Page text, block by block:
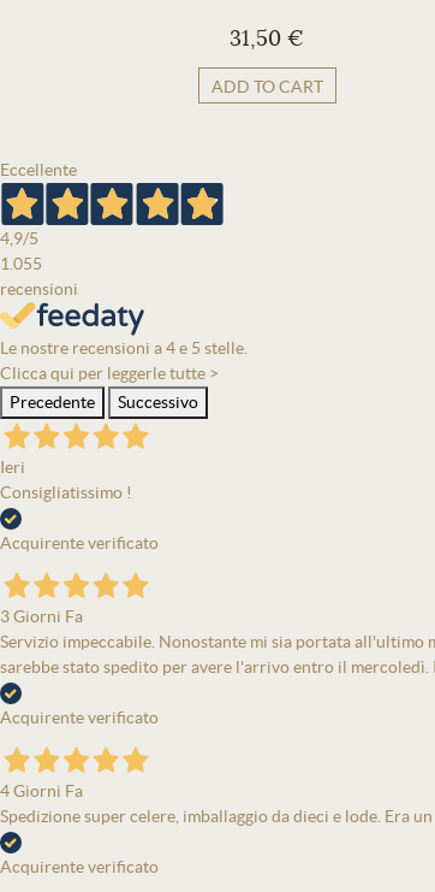
31,50 €
ADD TO CART
Eccellente
4,9/5
1.055
recensioni
Le nostre recensioni a 4 e 5 stelle.
Clicca qui per leggerle tutte >
Precedente
Successivo
Ieri
Consigliatissimo !
Acquirente verificato
3 Giorni Fa
Servizio impeccabile. Nonostante mi sia portata all'ultimo
sarebbe stato spedito per avere l'arrivo entro il
Acquirente verificato
4 Giorni Fa
Spedizione super celere, imballaggio da dieci e lode. Era
Acquirente verificato